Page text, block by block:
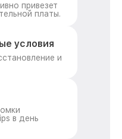
привезет
платы.
условия
и
в день